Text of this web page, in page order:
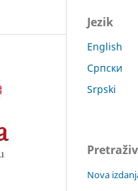
Jezik
English
Српски
Srpski
Nova